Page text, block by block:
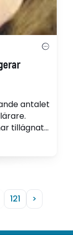
antalet
tillägnat
Eva
ett
121 >